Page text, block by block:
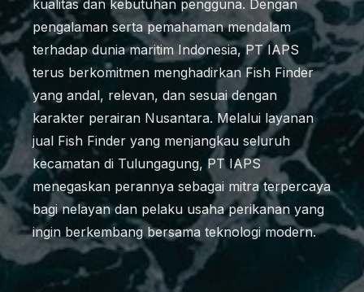
kualitas dan kebutuhan pengguna. Dengan
pengalaman serta pemahaman mendalam
terhadap dunia maritim Indonesia, PT IAPS
terus berkomitmen menghadirkan Fish Finder
yang andal, relevan, dan sesuai dengan
karakter perairan Nusantara. Melalui layanan
jual Fish Finder yang menjangkau seluruh
kecamatan di Tulungagung, PT IAPS
menegaskan perannya sebagai mitra terpercaya
bagi nelayan dan pelaku usaha perikanan yang
ingin berkembang bersama teknologi modern.